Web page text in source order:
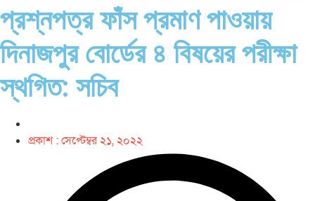
প্রশ্নপত্র ফাঁস প্রমাণ পাওয়ায়
দিনাজপুর বোর্ডের ৪ বিষয়ের পরীক্ষা
স্থগিত: সচিব
প্রকাশ :সেপ্টেম্বর ২১, ২০২২